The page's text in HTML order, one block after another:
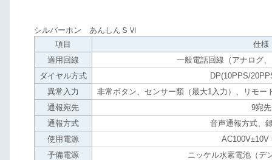
シルバーホン あんしんＳⅥ
項目
仕様
適用回線
一般電話回線（アナログ
ダイヤル方式
DP(10PPS/
異常入力
非常ボタン、センサー類（最大1入力）、リモ
通報宛先
9宛先
通報方式
音声通報方式、
使用電源
AC100V±10V
予備電源
ニッケル水素電池（デ